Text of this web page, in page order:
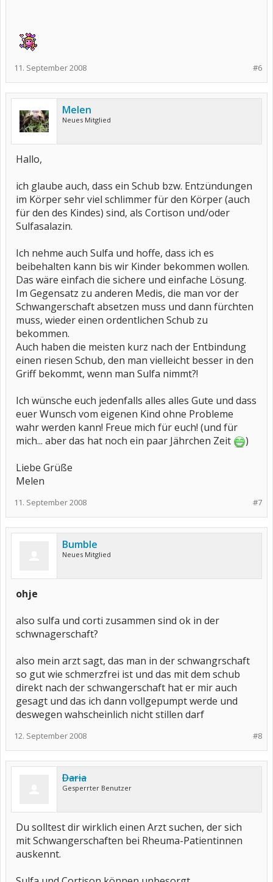
#6
11. September 2008
Melen
Neues Mitglied
Hallo,
ich glaube auch, dass ein Schub bzw. Entzündungen
im Körper sehr viel schlimmer für den Körper (auch
für den des Kindes) sind, als Cortison und/oder
Sulfasalazin.
Ich nehme auch Sulfa und hoffe, dass ich es
beibehalten kann bis wir Kinder bekommen wollen.
Das wäre einfach die sichere und einfache Lösung.
Im Gegensatz zu anderen Medis, die man vor der
Schwangerschaft absetzen muss und dann fürchten
muss, wieder einen ordentlichen Schub zu
bekommen.
Auch haben die meisten kurz nach der Entbindung
einen riesen Schub, den man vielleicht besser in den
Griff bekommt, wenn man Sulfa nimmt?!
Ich wünsche euch jedenfalls alles alles Gute und dass
euer Wunsch vom eigenen Kind ohne Probleme
wahr werden kann! Freue mich für euch! (und für
mich... aber das hat noch ein paar Jährchen Zeit
)
Liebe Grüße
Melen
#7
11. September 2008
Bumble
Neues Mitglied
ohje
also sulfa und corti zusammen sind ok in der
schwnagerschaft?
also mein arzt sagt, das man in der schwangrschaft
so gut wie schmerzfrei ist und das mit dem schub
direkt nach der schwangerschaft hat er mir auch
gesagt und das ich dann vollgepumpt werde und
deswegen wahscheinlich nicht stillen darf
#8
12. September 2008
Daria
Gesperrter Benutzer
Du solltest dir wirklich einen Arzt suchen, der sich
mit Schwangerschaften bei Rheuma-Patientinnen
auskennt.